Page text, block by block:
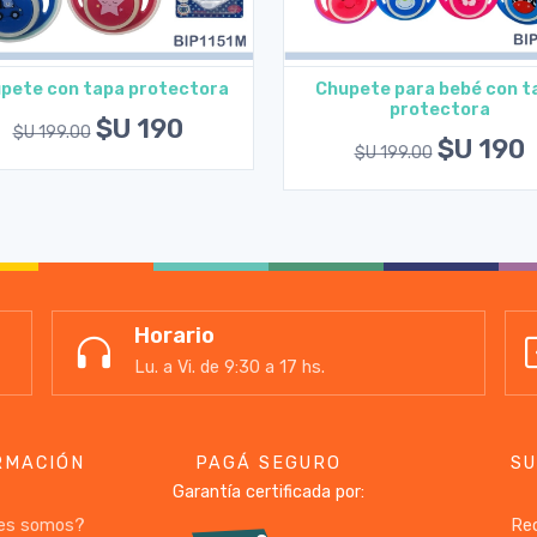
Agregar al carrito
con tapa protectora
$U 199.00 $U 190 Agregar al carrito
Chupete para bebé con
protectora
$U 199.00 $U 190
Horario
Lu. a Vi. de 9:30 a 17 hs.
somos?
PAGÁ SEGURO
Garantía certificada por: